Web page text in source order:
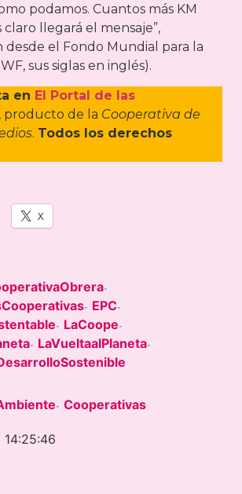
podamos. Cuantos más KM
claro llegará el mensaje”,
desde el Fondo Mundial para la
sus siglas en inglés).
en El Portal de las
, producto de la Cooperativa de
. Todos los derechos
X
-
- EPC-
- LaCoope-
- LaVueltaalPlaneta-
- Cooperativas